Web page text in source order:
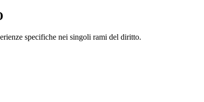
specifiche nei singoli rami del diritto.